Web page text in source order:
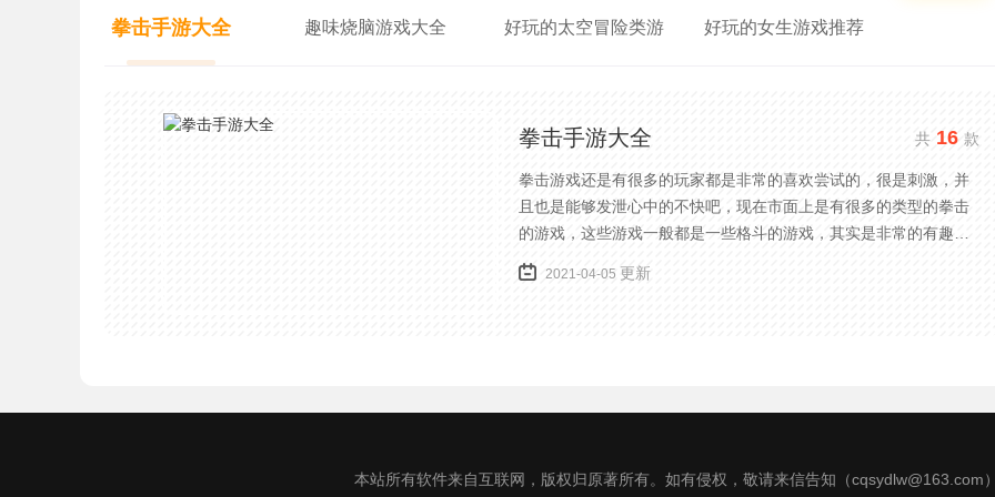
拳击手游大全 趣味烧脑游戏大全 好玩的太空冒险类游 好玩的女生游戏推荐
拳击手游大全 共16 款
拳击游戏还是有很多的玩家都是非常的喜欢尝试的，很是刺激，并
且也是能够发泄心中的不快吧，现在市面上是有很多的类型的拳击
的游戏，这些游戏一般都是一些格斗的游戏，其实是非常的有趣，
也是相当的刺激的，游戏中是有一些不同的场景都是能够去进行体
验的，我们也是能够去刺激的进行对战的，小编现在就是收集了一
2021-04-05 更新
本站所有软件来自互联网，版权归原著所有。如有侵权，敬请来信告知（cqsydlw@163.com